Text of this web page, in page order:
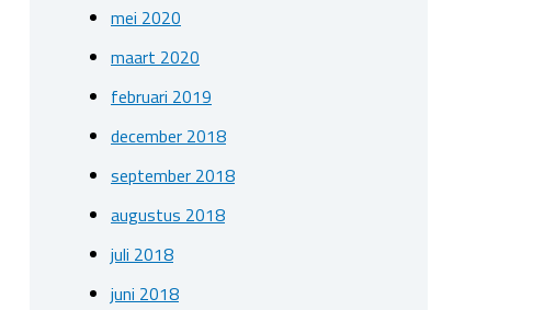
mei 2020
maart 2020
februari 2019
december 2018
september 2018
augustus 2018
juli 2018
juni 2018